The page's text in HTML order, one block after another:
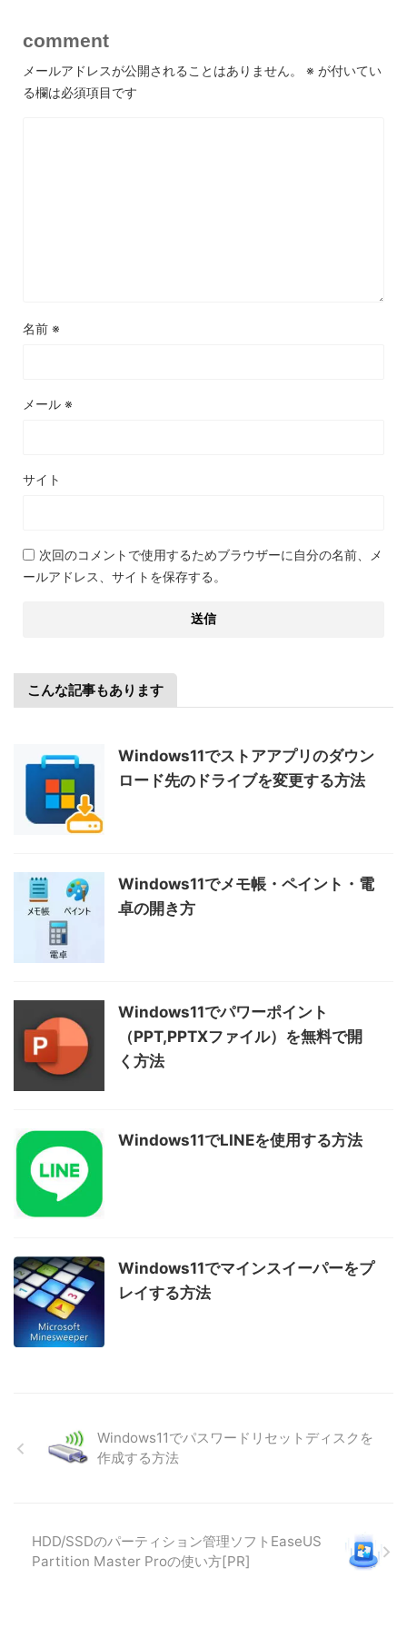
comment
メールアドレスが公開されることはありません。 ※ が付いてい
る欄は必須項目です
名前 ※
メール ※
サイト
次回のコメントで使用するためブラウザーに自分の名前、メ
ールアドレス、サイトを保存する。
こんな記事もあります
Windows11でストアアプリのダウン
ロード先のドライブを変更する方法
Windows11でメモ帳・ペイント・電
卓の開き方
Windows11でパワーポイント
（PPT,PPTXファイル）を無料で開
く方法
Windows11でLINEを使用する方法
Windows11でマインスイーパーをプ
レイする方法
Windows11でパスワードリセットディスクを
作成する方法
HDD/SSDのパーティション管理ソフトEaseUS
Partition Master Proの使い方[PR]